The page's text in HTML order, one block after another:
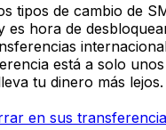
tipos de cambio de
es hora de
está a solo
tu dinero más lejos.
en sus